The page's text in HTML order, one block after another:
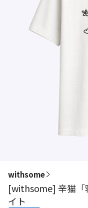
withsome
[withsome] 辛猫「
イト